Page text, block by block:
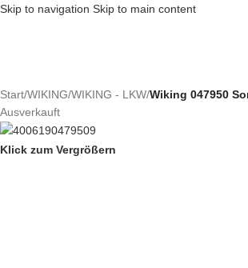
Skip to navigation Skip to main content
Start/WIKING/WIKING - LKW/Wiking 047950
Ausverkauft
Klick zum Vergrößern